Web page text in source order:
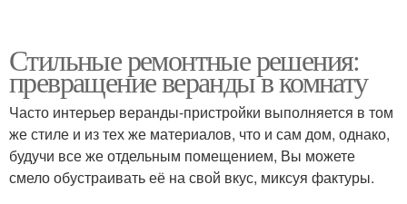
Стильные ремонтные решения:
превращение веранды в комнату
Часто интерьер веранды-пристройки выполняется в том
же стиле и из тех же материалов, что и сам дом, однако,
будучи все же отдельным помещением, Вы можете
смело обустраивать её на свой вкус, миксуя фактуры.